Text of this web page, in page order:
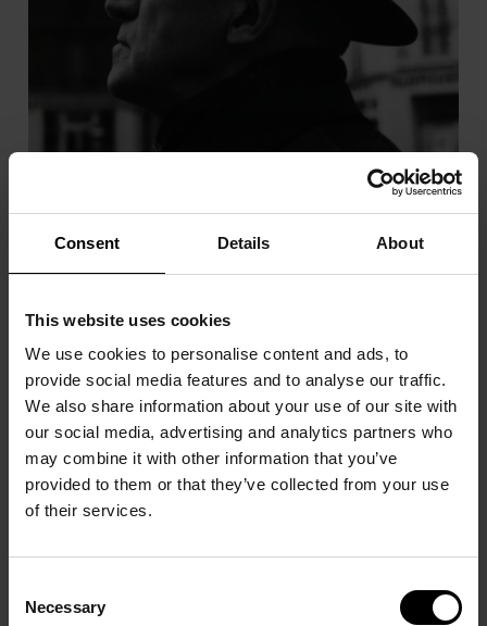
Consent Details About
This website uses cookies
We use cookies to personalise content and ads, to
provide social media features and to analyse our traffic.
We also share information about your use of our site with
our social media, advertising and analytics partners who
may combine it with other information that you’ve
provided to them or that they’ve collected from your use
of their services.
Selection
Necessary
SERGE CHARCHOUNE